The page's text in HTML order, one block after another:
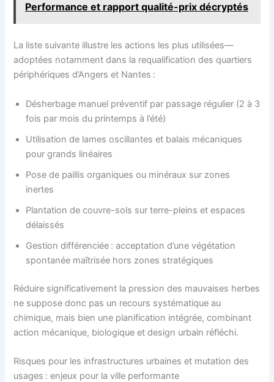
Performance et rapport qualité-prix décryptés
La liste suivante illustre les actions les plus utilisées—
adoptées notamment dans la requalification des quartiers
périphériques d’Angers et Nantes :
Désherbage manuel préventif par passage régulier (2 à 3
fois par mois du printemps à l’été)
Utilisation de lames oscillantes et balais mécaniques
pour grands linéaires
Pose de paillis organiques ou minéraux sur zones
inertes
Plantation de couvre-sols sur terre-pleins et espaces
délaissés
Gestion différenciée : acceptation d’une végétation
spontanée maîtrisée hors zones stratégiques
Réduire significativement la pression des mauvaises herbes
ne suppose donc pas un recours systématique au
chimique, mais bien une planification intégrée, combinant
action mécanique, biologique et design urbain réfléchi.
Risques pour les infrastructures urbaines et mutation des
usages : enjeux pour la ville performante